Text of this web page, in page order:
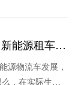
能源租车公
源物流车发展，
，在实际生活